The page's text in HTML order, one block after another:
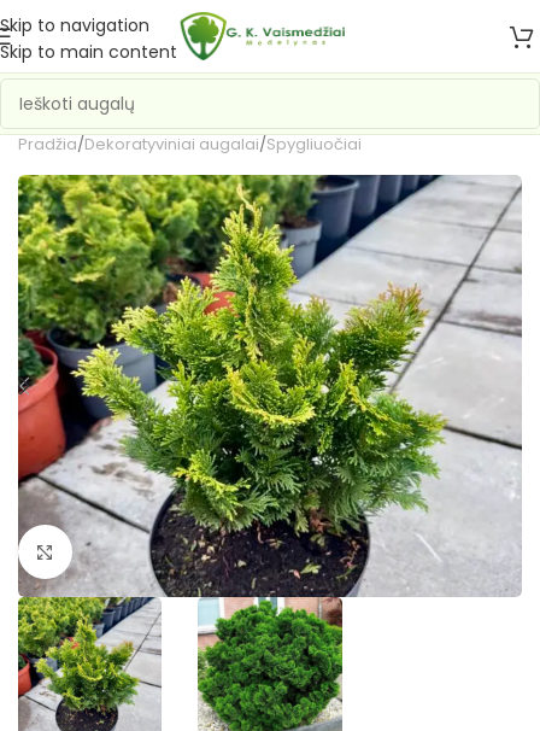
Skip to navigation
Skip to main content
Pradžia/Dekoratyviniai augalai/Spygliuočiai
Išdidinti nuotrauką